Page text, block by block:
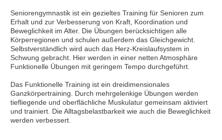
Seniorengymnastik ist ein gezieltes Training für Senioren zum
Erhalt und zur Verbesserung von Kraft, Koordination und
Beweglichkeit im Alter. Die Übungen berücksichtigen alle
Körperregionen und schulen außerdem das Gleichgewicht.
Selbstverständlich wird auch das Herz-Kreislaufsystem in
Schwung gebracht. Hier werden in einer netten Atmosphäre
Funktionelle Übungen mit geringem Tempo durchgeführt.
Das Funktionelle Training ist ein dreidimensionales
Ganzkörpertraining. Durch mehrgelenkige Übungen werden
tiefliegende und oberflächliche Muskulatur gemeinsam aktiviert
und trainiert. Die Alltagsbelastbarkeit wie auch die Beweglichkeit
werden verbessert.